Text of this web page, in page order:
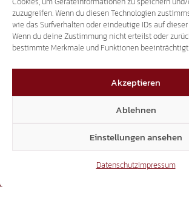
zuzugreifen. Wenn du diesen Technologien
wie das Surfverhalten oder eindeutige IDs auf
Wenn du deine Zustimmung nicht erteilst oder
bestimmte Merkmale und Funktionen beeinträchtigt
Akzeptieren
Ablehnen
Einstellungen ansehen
DatenschutzImpressum
X
3.507